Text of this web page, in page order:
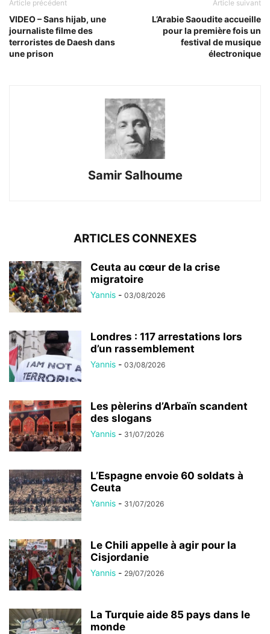
Article précédent
VIDEO – Sans hijab, une
journaliste filme des
terroristes de Daesh dans
une prison
Article suivant
L’Arabie Saoudite accueille
pour la première fois un
festival de musique
électronique
Samir Salhoume
ARTICLES CONNEXES
Ceuta au cœur de la crise
migratoire
Yannis - 03/08/2026
Londres : 117 arrestations lors
d’un rassemblement
Yannis - 03/08/2026
Les pèlerins d’Arbaïn scandent
des slogans
Yannis - 31/07/2026
L’Espagne envoie 60 soldats à
Ceuta
Yannis - 31/07/2026
Le Chili appelle à agir pour la
Cisjordanie
Yannis - 29/07/2026
La Turquie aide 85 pays dans le
monde